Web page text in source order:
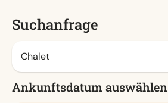
Suchanfrage
Ankunftsdatum auswählen